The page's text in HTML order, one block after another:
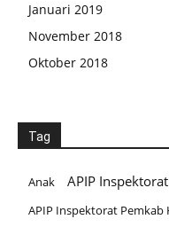
Januari 2019
November 2018
Oktober 2018
Tag
Anak APIP
APIP Inspektorat Pemkab